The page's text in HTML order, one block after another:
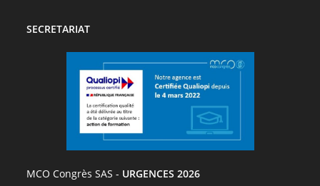
SECRETARIAT
MCO Congrès SAS - URGENCES 2026